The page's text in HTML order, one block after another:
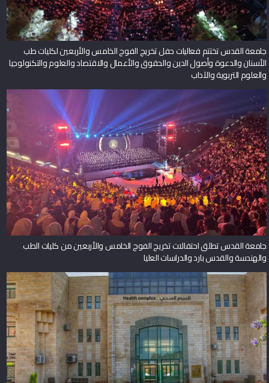
جامعة القدس تختتم فعاليات حفل تخريج الفوج الخامس والأربعين لكليات طب
الأسنان والدعوة وأصول الدين والحقوق والأعمال والاقتصاد والعلوم والتكنولوجيا
والعلوم التربوية والآداب
جامعة القدس تطلق احتفالات تخريج الفوج الخامس والأربعين من كليات الطب
والهندسة والقدس بارد والدراسات العليا